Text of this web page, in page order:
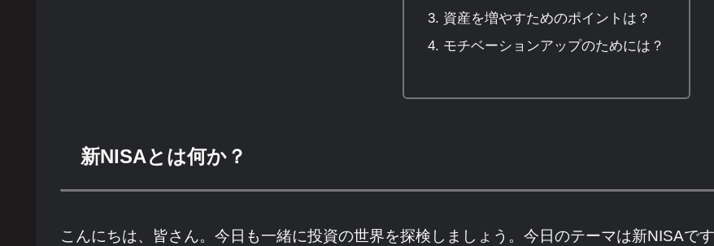
資産を増やすためのポイントは？
モチベーションアップのためには？
新NISAとは何か？
こんにちは、皆さん。今日も一緒に投資の世界を探検しましょう。今日のテーマは新NISAで